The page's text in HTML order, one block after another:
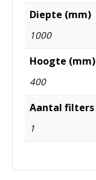
Diepte (mm)
1000
Hoogte (mm)
400
Aantal filters
1